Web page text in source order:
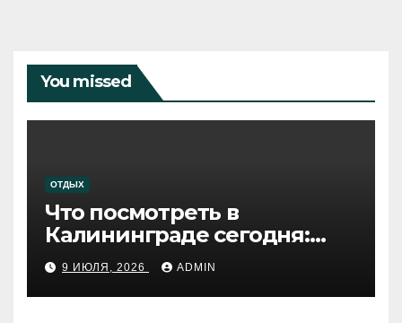
You missed
ОТДЫХ
Что посмотреть в
Калининграде сегодня:
путеводитель по самому
западному городу России
9 ИЮЛЯ, 2026 ADMIN